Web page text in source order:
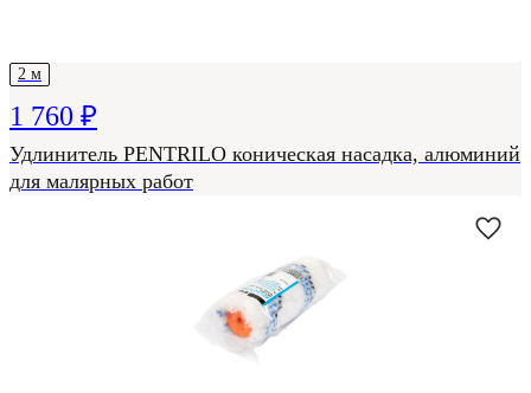
2 м
1 760 ₽
Удлинитель PENTRILO коническая насадка, алюминий
для малярных работ